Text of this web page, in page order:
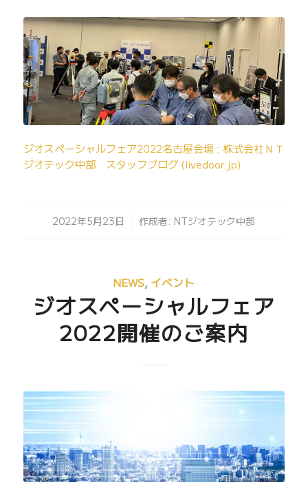
ジオスペーシャルフェア2022名古屋会場 : 株式会社ＮＴ
ジオテック中部 スタッフブログ (livedoor.jp)
2022年5月23日
/ 作成者: NTジオテック中部
NEWS, イベント
ジオスペーシャルフェア
2022開催のご案内